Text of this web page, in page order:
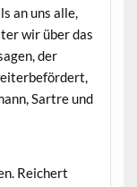
an uns alle,
wir über das
der
Sartre und
Reichert